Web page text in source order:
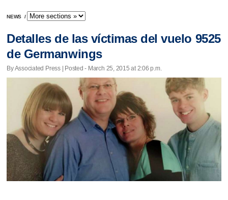
NEWS /
Detalles de las víctimas del vuelo 9525
de Germanwings
By Associated Press | Posted - March 25, 2015 at 2:06 p.m.